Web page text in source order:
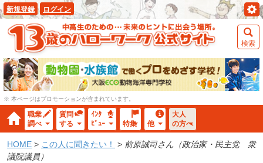
新規登録 ログイン
検索
※ 本ページはプロモーションが含まれています。
職業
調べ
質問
する
ｲﾝﾀ
ﾋﾞｭｰ
特集 他
大人
の方へ
HOME > この人に聞きたい！ > 前原誠司さん（政治家・民主党 衆
議院議員）